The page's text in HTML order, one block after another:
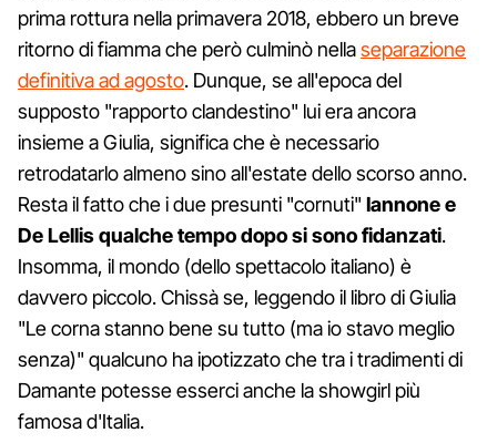
prima rottura nella primavera 2018, ebbero un breve
ritorno di fiamma che però culminò nellaseparazione
definitiva ad agosto. Dunque, se all'epoca del
supposto "rapporto clandestino" lui era ancora
insieme a Giulia, significa che è necessario
retrodatarlo almeno sino all'estate dello scorso anno.
Resta il fatto che i due presunti "cornuti" Iannone e
De Lellis qualche tempo dopo si sono fidanzati.
Insomma, il mondo (dello spettacolo italiano) è
davvero piccolo. Chissà se, leggendo il libro di Giulia
"Le corna stanno bene su tutto (ma io stavo meglio
senza)" qualcuno ha ipotizzato che tra i tradimenti di
Damante potesse esserci anche la showgirl più
famosa d'Italia.